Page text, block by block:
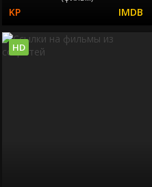
HD